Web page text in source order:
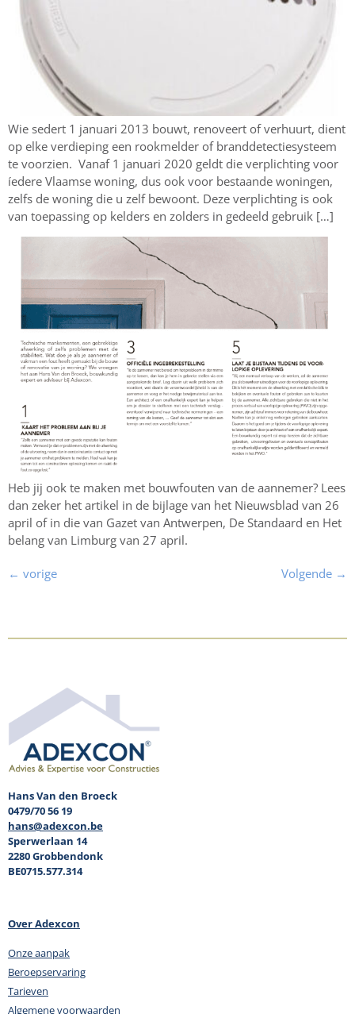
Wie sedert 1 januari 2013 bouwt, renoveert of verhuurt, dient
op elke verdieping een rookmelder of branddetectiesysteem
te voorzien. Vanaf 1 januari 2020 geldt die verplichting voor
íedere Vlaamse woning, dus ook voor bestaande woningen,
zelfs de woning die u zelf bewoont. Deze verplichting is ook
van toepassing op kelders en zolders in gedeeld gebruik […]
Heb jij ook te maken met bouwfouten van de aannemer? Lees
dan zeker het artikel in de bijlage van het Nieuwsblad van 26
april of in die van Gazet van Antwerpen, De Standaard en Het
belang van Limburg van 27 april.
← vorige Volgende →
Hans Van den Broeck
0479/70 56 19
hans@adexcon.be
Sperwerlaan 14
2280 Grobbendonk
BE0715.577.314
Over Adexcon
Onze aanpak
Beroepservaring
Tarieven
Algemene voorwaarden